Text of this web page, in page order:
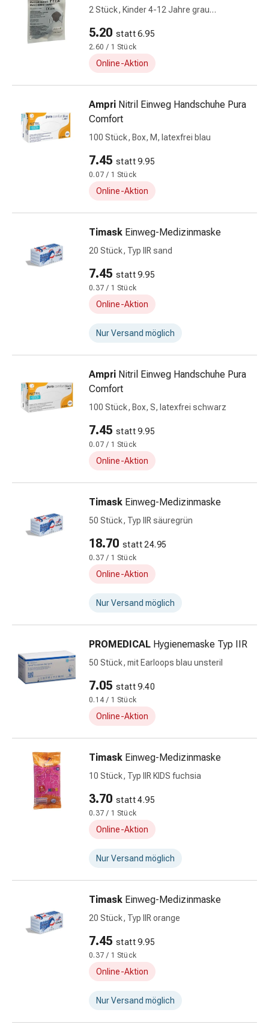
Blutgerinnung
Störung
Gedächtnis-
Antiallergika
Durchfall
Hämorrhoiden
Magenbrennen
Bauchschmerzen,
Blähungen
Verdauung
Verstopfung
Hauterkrankungen
Ekzeme,
Hautpilz
Warzen
Nagel
Fusspilz
Narben,Tinkturen
&
Spröde
Haut
Schwitzen
Hyperhidrose
Unreine
Pickel
Fieberbläschen
Akne
Naturmittel
Bachblütentherapie
Homöopathie
Kräutermedizin
Schüssler
Spagyrik
Anthroposophika
2 Stück, Kinder 4-12 Jahre grau
5.20 statt 6.95
2.60 / 1 Stück
Online-Aktion
Ampri Nitril Einweg Handschuhe Pura
Comfort
100 Stück, Box, M, latexfrei blau
7.45 statt 9.95
0.07 / 1 Stück
Online-Aktion
Timask Einweg-Medizinmaske
20 Stück, Typ IIR sand
7.45 statt 9.95
0.37 / 1 Stück
Online-Aktion
Nur Versand möglich
Ampri Nitril Einweg Handschuhe Pura
Comfort
100 Stück, Box, S, latexfrei schwarz
7.45 statt 9.95
0.07 / 1 Stück
Online-Aktion
Timask Einweg-Medizinmaske
50 Stück, Typ IIR säuregrün
18.70 statt 24.95
0.37 / 1 Stück
Online-Aktion
Nur Versand möglich
PROMEDICAL Hygienemaske Typ IIR
50 Stück, mit Earloops blau unsteril
7.05 statt 9.40
0.14 / 1 Stück
Online-Aktion
Timask Einweg-Medizinmaske
10 Stück, Typ IIR KIDS fuchsia
3.70 statt 4.95
0.37 / 1 Stück
Online-Aktion
Nur Versand möglich
Timask Einweg-Medizinmaske
20 Stück, Typ IIR orange
7.45 statt 9.95
0.37 / 1 Stück
Online-Aktion
Nur Versand möglich